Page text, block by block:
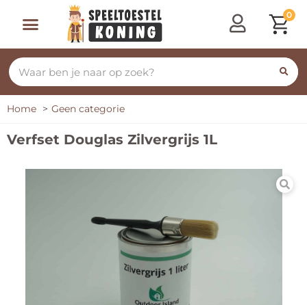
0
Home Geen categorie
Verfset Douglas Zilvergrijs 1L